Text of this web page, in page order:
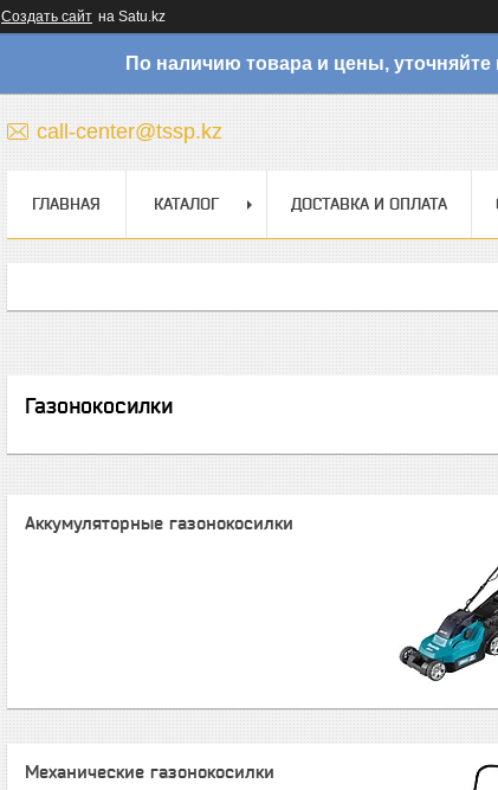
Создать сайт на Satu.kz
По наличию товара и цены, уточняйте
call-center@tssp.kz
ГЛАВНАЯ КАТАЛОГ ДОСТАВКА И ОПЛАТА
Газонокосилки
Аккумуляторные газонокосилки
Механические газонокосилки